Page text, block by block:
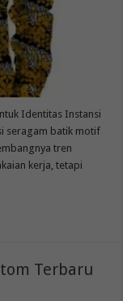
Identitas Instansi
seragam batik motif
tren
kerja, tetapi
Terbaru